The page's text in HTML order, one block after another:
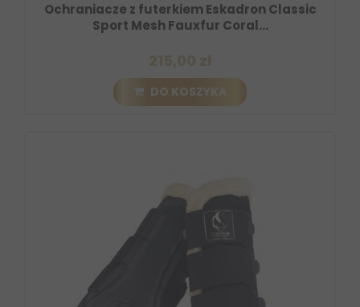
Ochraniacze z futerkiem Eskadron Classic
Sport Mesh Fauxfur Coral...
DO KOSZYKA